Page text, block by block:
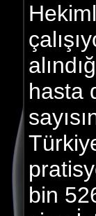
hasta
bin